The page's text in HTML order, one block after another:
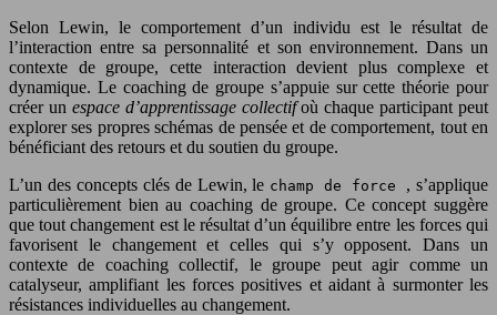
Selon Lewin, le comportement d’un individu est le résultat de
l’interaction entre sa personnalité et son environnement. Dans un
contexte de groupe, cette interaction devient plus complexe et
dynamique. Le coaching de groupe s’appuie sur cette théorie pour
créer un espace d’apprentissage collectifoù chaque participant peut
explorer ses propres schémas de pensée et de comportement, tout en
bénéficiant des retours et du soutien du groupe.
L’un des concepts clés de Lewin, le champ de force , s’applique
particulièrement bien au coaching de groupe. Ce concept suggère
que tout changement est le résultat d’un équilibre entre les forces qui
favorisent le changement et celles qui s’y opposent. Dans un
contexte de coaching collectif, le groupe peut agir comme un
catalyseur, amplifiant les forces positives et aidant à surmonter les
résistances individuelles au changement.